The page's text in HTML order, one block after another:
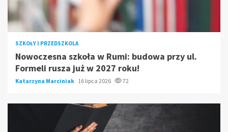
SZKOŁY I PRZEDSZKOLA
Nowoczesna szkoła w Rumi: budowa przy ul.
Formeli rusza już w 2027 roku!
Katarzyna Marciniak 16 lipca 2026 72